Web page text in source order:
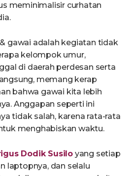
meminimalisir curhatan
gawai adalah kegiatan tidak
kelompok umur,
di daerah perdesan serta
memang kerap
bahwa gawai kita lebih
Anggapan seperti ini
tidak salah, karena rata-rata
menghabiskan waktu.
Dodik Susilo yang setiap
laptopnya, dan selalu